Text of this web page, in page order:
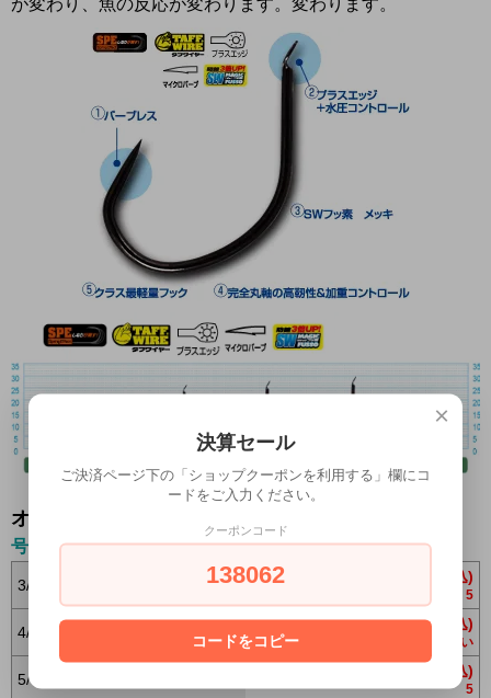
オプションの値段詳細
号数
3/0 440円(税込)
5
4/0 440円(税込)
在庫 0 お問合わせください
5/0 440円(税込)
5
×
決算セール
ご決済ページ下の「ショップクーポンを利用する」欄にコ
ードをご入力ください。
クーポンコード
138062
コードをコピー